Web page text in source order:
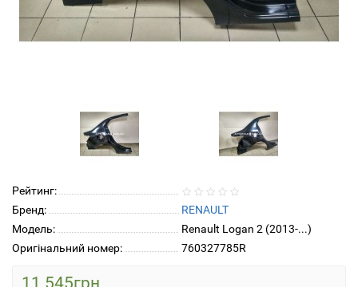
Рейтинг:
Бренд:
RENAULT
Модель:
Renault Logan 2 (2013-...)
Оригінальний номер:
760327785R